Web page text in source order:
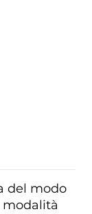
del modo